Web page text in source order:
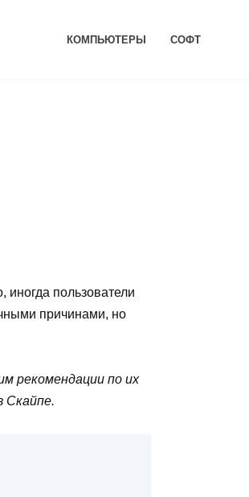
КОМПЬЮТЕРЫ СОФТ
пользователи
причинами, но
рекомендации по их
Скайпе.